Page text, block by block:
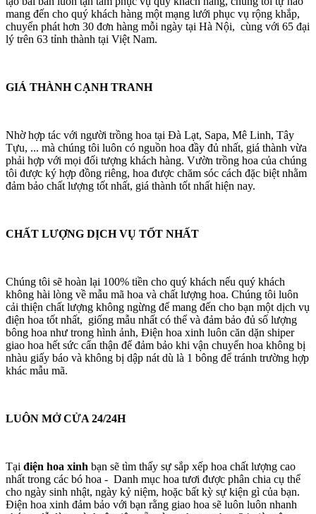
mang đến cho quý khách hàng một mạng lưới phục vụ rộng khắp,
chuyển phát hơn 30 đơn hàng mỗi ngày tại Hà Nội, cùng với 65 đại
lý trên 63 tỉnh thành tại Việt Nam.
GIÁ THÀNH CẠNH TRANH
Nhờ hợp tác với người trồng hoa tại Đà Lạt, Sapa, Mê Linh, Tây
Tựu, ... mà chúng tôi luôn có nguồn hoa đầy đủ nhất, giá thành vừa
phải hợp với mọi đối tượng khách hàng. Vườn trồng hoa của chúng
tôi được ký hợp đồng riêng, hoa được chăm sóc cách đặc biệt nhằm
đảm bảo chất lượng tốt nhất, giá thành tốt nhất hiện nay.
CHẤT LƯỢNG DỊCH VỤ TỐT NHẤT
Chúng tôi sẽ hoàn lại 100% tiền cho quý khách nếu quý khách
không hài lòng về mẫu mã hoa và chất lượng hoa. Chúng tôi luôn
cải thiện chất lượng không ngừng để mang đến cho bạn một dịch vụ
điện hoa tốt nhất, giống mẫu nhất có thể và đảm bảo đủ số lượng
bông hoa như trong hình ảnh, Điện hoa xinh luôn căn dặn shiper
giao hoa hết sức cẩn thận để đảm bảo khi vận chuyển hoa không bị
nhàu giấy báo và không bị dập nát dù là 1 bông để tránh trường hợp
khác mẫu mã.
LUÔN MỞ CỬA 24/24H
Tại điện hoa xinh bạn sẽ tìm thấy sự sắp xếp hoa chất lượng cao
nhất trong các bó hoa - Danh mục hoa tươi được phân chia cụ thể
cho ngày sinh nhật, ngày kỷ niệm, hoặc bất kỳ sự kiện gì của bạn.
Điện hoa xinh đảm bảo với bạn rằng giao hoa sẽ luôn luôn nhanh